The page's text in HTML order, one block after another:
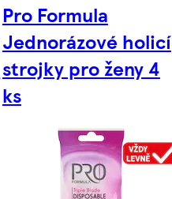
Pro Formula
Jednorázové holicí
strojky pro ženy 4
ks